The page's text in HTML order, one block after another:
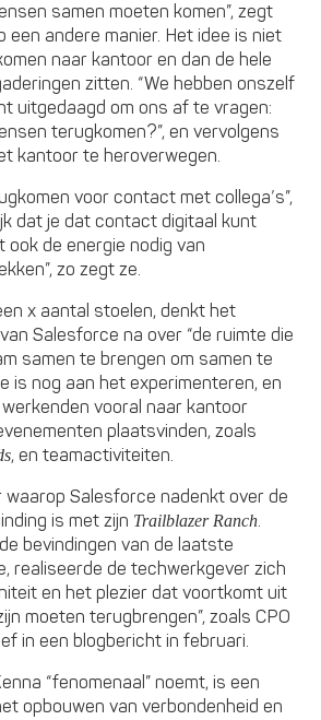
samen moeten komen”, zegt
een andere manier. Het idee is niet
naar kantoor en dan de hele
zitten. “We hebben onszelf
uitgedaagd om ons af te vragen:
terugkomen?”, en vervolgens
kantoor te heroverwegen.
voor contact met collega’s”,
dat je dat contact digitaal kunt
ook de energie nodig van
zo zegt ze.
x aantal stoelen, denkt het
Salesforce na over “de ruimte die
samen te brengen om samen te
is nog aan het experimenteren, en
vooral naar kantoor
plaatsvinden, zoals
, en teamactiviteiten.
waarop Salesforce nadenkt over de
is met zijn Trailblazer Ranch.
bevindingen van de laatste
realiseerde de techwerkgever zich
en het plezier dat voortkomt uit
moeten terugbrengen”, zoals CPO
in een blogbericht in februari.
“fenomenaal” noemt, is een
opbouwen van verbondenheid en